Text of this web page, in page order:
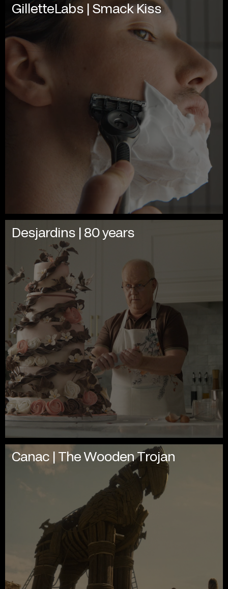
GilletteLabs | Smack Kiss
Desjardins | 80 years
Canac | The Wooden Trojan